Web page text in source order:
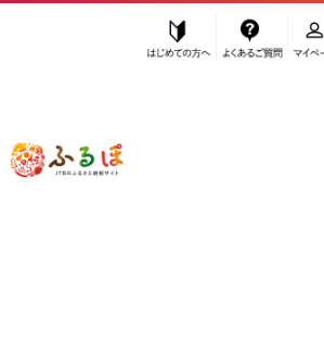
ふるぽ JTBのふるさと納税サイト